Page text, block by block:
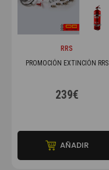
RRS
PROMOCIÓN EXTINCIÓN RRS
239€
AÑADIR